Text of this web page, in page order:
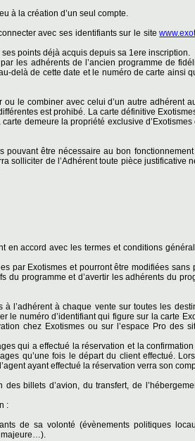
à la création d’un seul compte.
avec ses identifiants sur le site
points déjà acquis depuis sa 1ere inscription.
les adhérents de l’ancien programme de
delà de cette date et le numéro de carte ainsi
le combiner avec celui d’un autre adhérent
est prohibé. La carte définitive
demeure la propriété exclusive
pouvant être nécessaire au bon
solliciter de l’Adhérent toute pièce justificative
en accord avec les termes et conditions
par Exotismes et pourront être modifiées sans
du programme et d’avertir les adhérents du
l’adhérent à chaque vente sur toutes les
le numéro d’identifiant qui figure sur la carte
chez Exotismes ou sur l’espace Pro des
qui a effectué la réservation et la
qu’une fois le départ du client effectué.
ayant effectué la réservation verra son
billets d’avion, du transfert, de
:
de sa volonté (évènements politiques
majeure…).